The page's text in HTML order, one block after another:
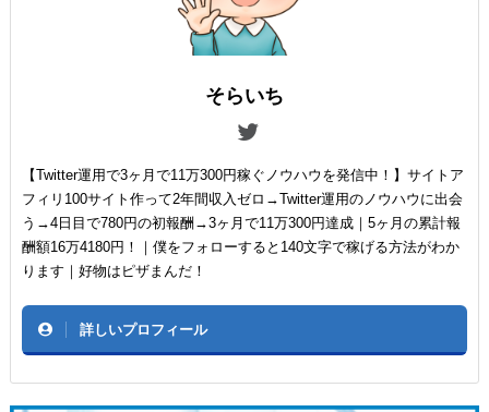
そらいち
【Twitter運用で3ヶ月で11万300円稼ぐノウハウを発信中！】サイトア
フィリ100サイト作って2年間収入ゼロ→Twitter運用のノウハウに出会
う→4日目で780円の初報酬→3ヶ月で11万300円達成｜5ヶ月の累計報
酬額16万4180円！｜僕をフォローすると140文字で稼げる方法がわか
ります｜好物はピザまんだ！
詳しいプロフィール